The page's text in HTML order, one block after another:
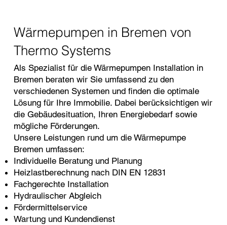
Wärmepumpen in Bremen von
Thermo Systems
Als Spezialist für die Wärmepumpen Installation in
Bremen beraten wir Sie umfassend zu den
verschiedenen Systemen und finden die optimale
Lösung für Ihre Immobilie. Dabei berücksichtigen wir
die Gebäudesituation, Ihren Energiebedarf sowie
mögliche Förderungen.
Unsere Leistungen rund um die Wärmepumpe
Bremen umfassen:
Individuelle Beratung und Planung
Heizlastberechnung nach DIN EN 12831
Fachgerechte Installation
Hydraulischer Abgleich
Fördermittelservice
Wartung und Kundendienst